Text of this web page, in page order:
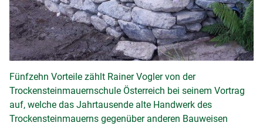
Fünfzehn Vorteile zählt Rainer Vogler von der
Trockensteinmauernschule Österreich bei seinem Vortrag
auf, welche das Jahrtausende alte Handwerk des
Trockensteinmauerns gegenüber anderen Bauweisen